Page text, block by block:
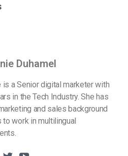
Duhamel
is a Senior digital marketer with
in the Tech Industry. She has
and sales background
to work in multilingual